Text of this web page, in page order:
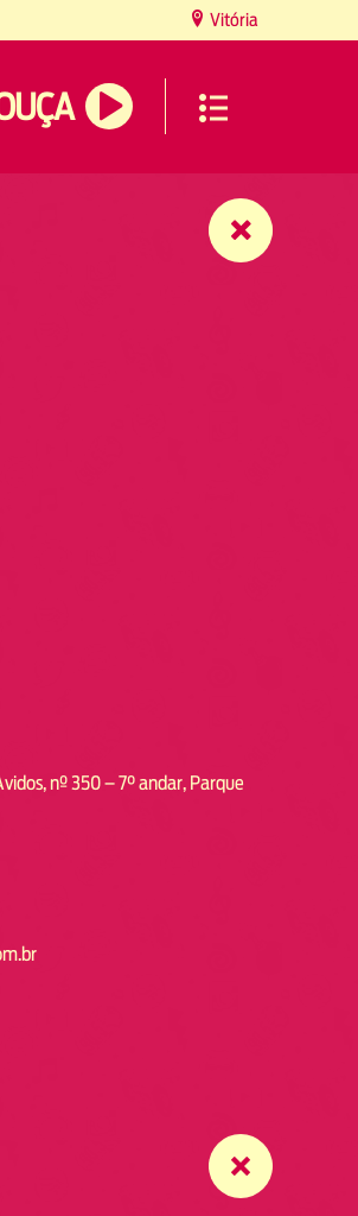
Vitória
nº 350 – 7° andar, Parque